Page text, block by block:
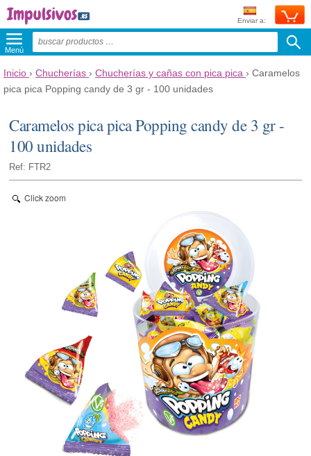
Enviar a:
Menú
Inicio › Chucherías › Chucherías y cañas con pica pica › Caramelos
pica pica Popping candy de 3 gr - 100 unidades
Caramelos pica pica Popping candy de 3 gr -
100 unidades
Ref: FTR2
Click zoom